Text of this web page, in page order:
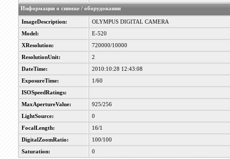
Информация о снимке / оборудовании
ImageDescription: OLYMPUS DIGITAL CAMERA
Model: E-520
XResolution: 720000/10000
ResolutionUnit: 2
DateTime: 2010:10:28 12:43:08
ExposureTime: 1/60
ISOSpeedRatings:
MaxApertureValue: 925/256
LightSource: 0
FocalLength: 16/1
DigitalZoomRatio: 100/100
Saturation: 0